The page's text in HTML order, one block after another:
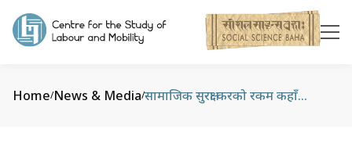
Home/News & Media/ सामाजिक सुरक्षा करको रकम कहाँ छ ?